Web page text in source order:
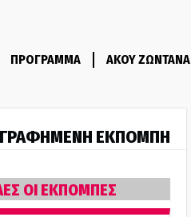
ΠΡΟΓΡΑΜΜΑ ΑΚΟΥ ΖΩΝΤΑΝΑ
ΕΚΠΟΜΠΗ
ΟΙ ΕΚΠΟΜΠΕΣ